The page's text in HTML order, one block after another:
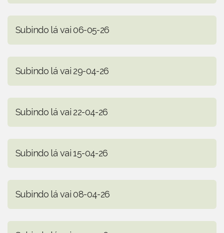
Subindo lá vai 06-05-26
Subindo lá vai 29-04-26
Subindo lá vai 22-04-26
Subindo lá vai 15-04-26
Subindo lá vai 08-04-26